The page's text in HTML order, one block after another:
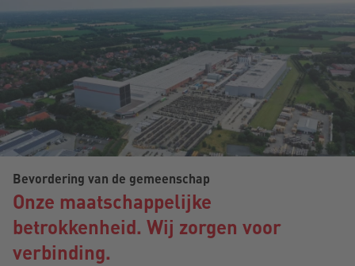
Bevordering van de gemeenschap
Onze maatschappelijke
betrokkenheid. Wij zorgen voor
verbinding.